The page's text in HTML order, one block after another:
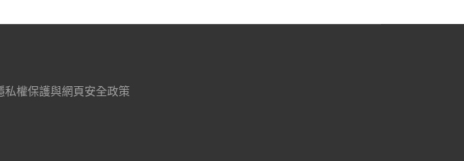
私權保護與網頁安全政策